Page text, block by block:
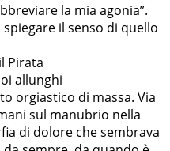
la mia agonia”.
il senso di quello
Pirata
allunghi
orgiastico di massa. Via
sul manubrio nella
di dolore che sembrava